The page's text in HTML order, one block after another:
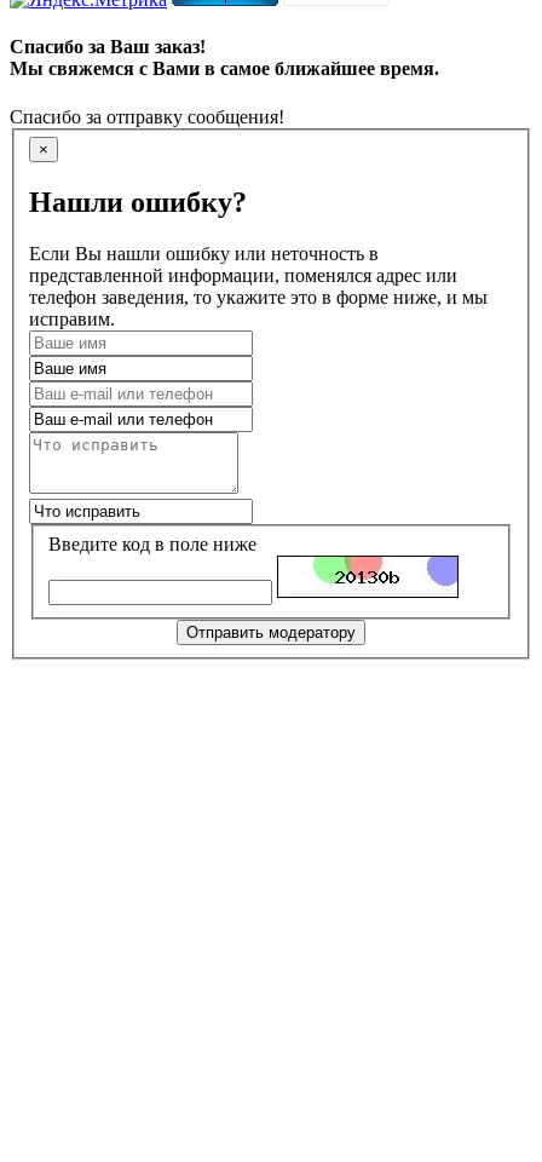
Спасибо за Ваш заказ!
Мы свяжемся с Вами в самое ближайшее время.
Спасибо за отправку сообщения!
×
Нашли ошибку?
Если Вы нашли ошибку или неточность в
представленной информации, поменялся адрес или
телефон заведения, то укажите это в форме ниже, и мы
исправим.
Введите код в поле ниже
Отправить модератору